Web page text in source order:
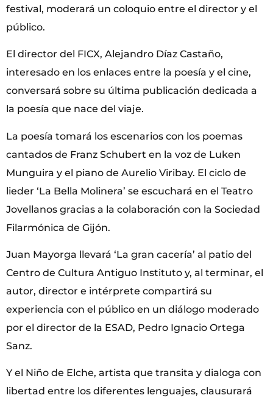
festival, moderará un coloquio entre el director y el
público.
El director del FICX, Alejandro Díaz Castaño,
interesado en los enlaces entre la poesía y el cine,
conversará sobre su última publicación dedicada a
la poesía que nace del viaje.
La poesía tomará los escenarios con los poemas
cantados de Franz Schubert en la voz de Luken
Munguira y el piano de Aurelio Viribay. El ciclo de
lieder ‘La Bella Molinera’ se escuchará en el Teatro
Jovellanos gracias a la colaboración con la Sociedad
Filarmónica de Gijón.
Juan Mayorga llevará ‘La gran cacería’ al patio del
Centro de Cultura Antiguo Instituto y, al terminar, el
autor, director e intérprete compartirá su
experiencia con el público en un diálogo moderado
por el director de la ESAD, Pedro Ignacio Ortega
Sanz.
Y el Niño de Elche, artista que transita y dialoga con
libertad entre los diferentes lenguajes, clausurará